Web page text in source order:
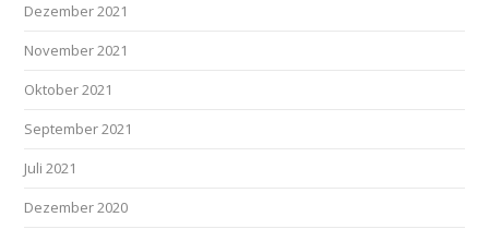
Dezember 2021
November 2021
Oktober 2021
September 2021
Juli 2021
Dezember 2020